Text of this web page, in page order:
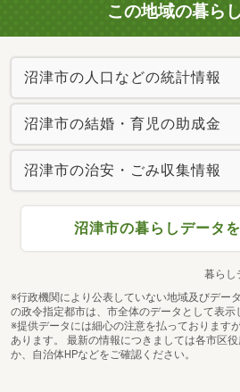
この地域の暮ら
沼津市の人口などの統計情報
沼津市の結婚・育児の助成金
沼津市の治安・ごみ収集情報
沼津市の暮らしデータ
暮らし
※行政機関により公表していない地域及びデー
の政令指定都市は、市全体のデータとして表示
※提供データには細心の注意を払っております
あります。 最新の情報につきましては各市区
か、自治体HPなどをご確認ください。